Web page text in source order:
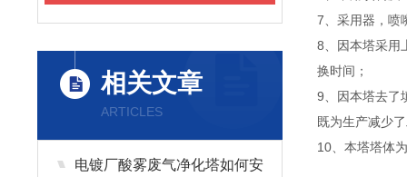
相关文章
ARTICLES
电镀厂酸雾废气净化塔如何安
7、采用器，喷
8、因本塔采用
换时间；
9、因本塔去了
既为生产减少
10、本塔塔体